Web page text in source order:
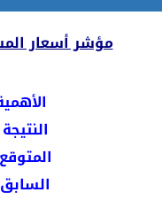
مؤشر أسعار
المتوقع :
السابق :